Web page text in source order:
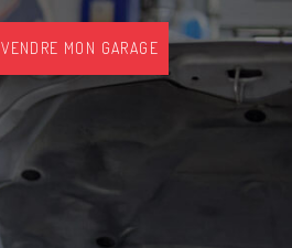
VENDRE MON GARAGE